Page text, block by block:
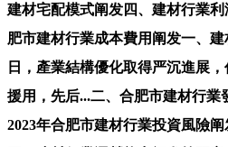
建材宅配模式阐发四、建材行業
肥市建材行業成本費用阐发一、
日，產業結構優化取得严沉進展
援用，先后...二、合肥市建材行業
2023年合肥市建材行業投資風險